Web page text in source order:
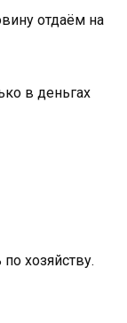
отдаём на
в деньгах
хозяйству.